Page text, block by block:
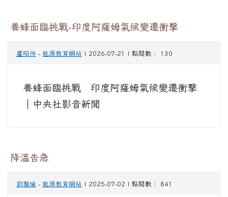
養蜂面臨挑戰-印度阿薩姆氣候變遷衝擊
盧昭伶 - 能源教育網站 | 2026-07-21 | 點閱數： 130
養蜂面臨挑戰 印度阿薩姆氣候變遷衝擊
｜中央社影音新聞
降溫告急
劉雅瑜 - 能源教育網站 | 2025-07-02 | 點閱數： 841